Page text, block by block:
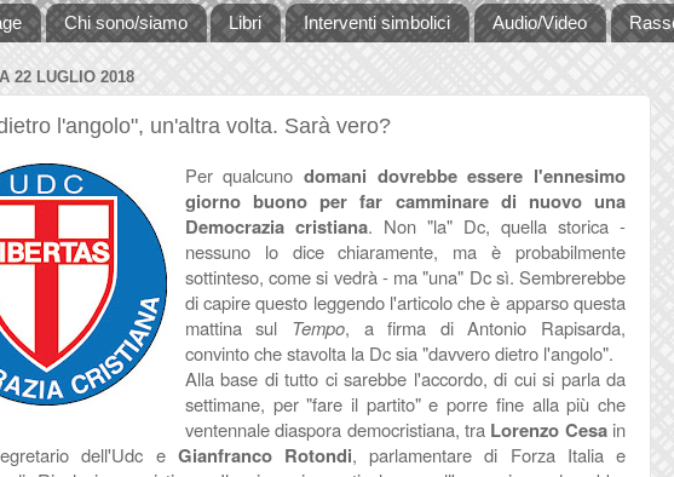
Chi sono/siamo Libri Interventi simbolici Audio/Video
22 LUGLIO 2018
l'angolo", un'altra volta. Sarà vero?
Per qualcunodomani dovrebbe essere l'ennesimo
giorno buono per far camminare di nuovo una
Democrazia cristiana. Non "la" Dc, quella storica -
nessuno lo dice chiaramente, ma è probabilmente
sottinteso, come si vedrà - ma "una" Dc sì. Sembrerebbe
di capire questo leggendo l'articolo che è apparso questa
mattina sul Tempo, a firma di Antonio Rapisarda,
convinto che stavolta la Dc sia "davvero dietro l'angolo".
Alla base di tutto ci sarebbe l'accordo, di cui si parla da
settimane, per "fare il partito" e porre fine alla più che
ventennale diaspora democristiana, tra Lorenzo Cesain
dell'Udc e Gianfranco Rotondi, parlamentare di Forza Italia e